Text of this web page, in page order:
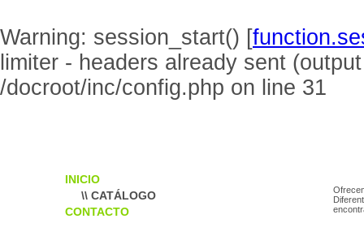
Warning: session_start() [
limiter - headers already sent
/docroot/inc/config.php on line 31
INICIO
\\ CATÁLOGO
CONTACTO